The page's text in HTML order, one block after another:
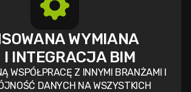
WYMIANA
I INTEGRACJA BIM
WSPÓŁPRACĘ Z INNYMI BRANŻAMI I
DANYCH NA WSZYSTKICH